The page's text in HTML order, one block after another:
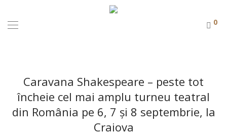
0
Caravana Shakespeare – peste tot
încheie cel mai amplu turneu teatral
din România pe 6, 7 și 8 septembrie, la
Craiova